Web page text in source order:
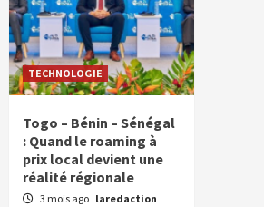
TECHNOLOGIE
Togo – Bénin – Sénégal
: Quand le roaming à
prix local devient une
réalité régionale
3 mois ago laredaction